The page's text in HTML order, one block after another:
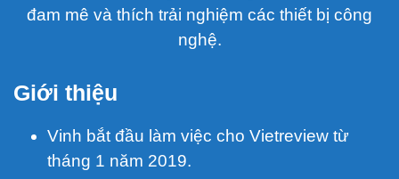
đam mê và thích trải nghiệm các thiết bị công
nghệ.
Giới thiệu
Vinh bắt đầu làm việc cho Vietreview từ
tháng 1 năm 2019.